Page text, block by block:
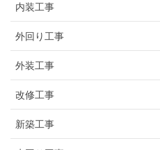
内装工事
外回り工事
外装工事
改修工事
新築工事